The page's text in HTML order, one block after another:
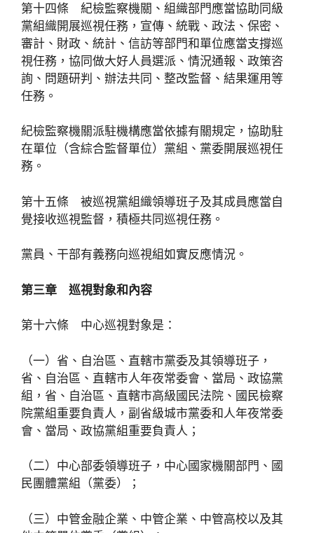
第十四條 紀檢監察機關、組織部門應當協助同級
黨組織開展巡視任務，宣傳、統戰、政法、保密、
審計、財政、統計、信訪等部門和單位應當支撐巡
視任務，協同做大好人員選派、情況通報、政策咨
詢、問題研判、辦法共同、整改監督、結果運用等
任務。
紀檢監察機關派駐機構應當依據有關規定，協助駐
在單位（含綜合監督單位）黨組、黨委開展巡視任
務。
第十五條 被巡視黨組織領導班子及其成員應當自
覺接收巡視監督，積極共同巡視任務。
黨員、干部有義務向巡視組如實反應情況。
第三章 巡視對象和內容
第十六條 中心巡視對象是：
（一）省、自治區、直轄市黨委及其領導班子，
省、自治區、直轄市人年夜常委會、當局、政協黨
組，省、自治區、直轄市高級國民法院、國民檢察
院黨組重要負責人，副省級城市黨委和人年夜常委
會、當局、政協黨組重要負責人；
（二）中心部委領導班子，中心國家機關部門、國
民團體黨組（黨委）；
（三）中管金融企業、中管企業、中管高校以及其